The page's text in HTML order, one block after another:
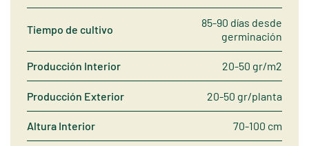
Tiempo de cultivo
85-90 días desde
germinación
Producción Interior 20-50 gr/m2
Producción Exterior 20-50 gr/planta
Altura Interior 70-100 cm